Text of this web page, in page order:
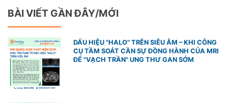
BÀI VIẾT GẦN ĐÂY/MỚI
DẤU HIỆU "HALO" TRÊN SIÊU ÂM – KHI CÔNG
CỤ TẦM SOÁT CẦN SỰ ĐỒNG HÀNH CỦA MRI
ĐỂ "VẠCH TRẦN" UNG THƯ GAN SỚM